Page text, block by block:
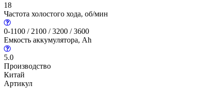
18
Частота холостого хода, об/мин
0-1100 / 2100 / 3200 / 3600
Емкость аккумулятора, Ah
5.0
Производство
Китай
Артикул